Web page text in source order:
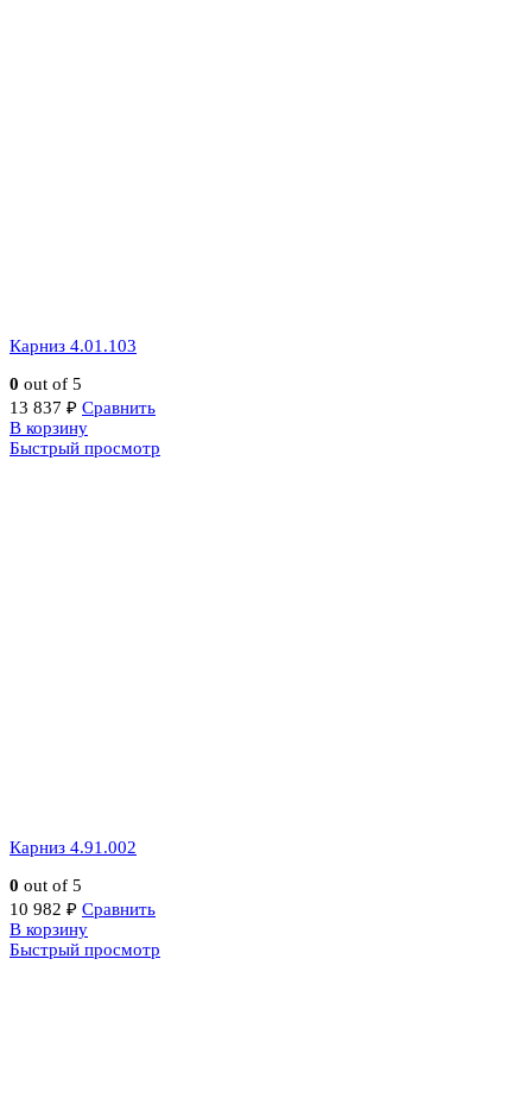
Карниз 4.01.103
0 out of 5
13 837 ₽ Сравнить
В корзину
Быстрый просмотр
Карниз 4.91.002
0 out of 5
10 982 ₽ Сравнить
В корзину
Быстрый просмотр